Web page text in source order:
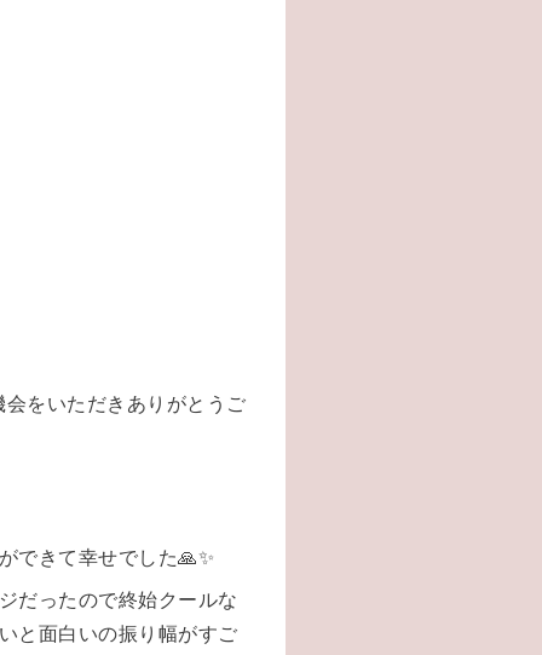
会をいただきありがとうご
できて幸せでした🙏✨
だったので終始クールな
と面白いの振り幅がすご